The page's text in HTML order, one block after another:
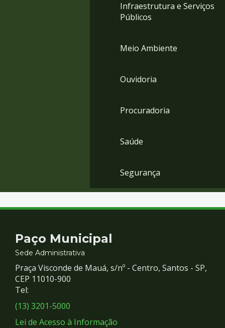
Infraestrutura e Serviços
Públicos
Meio Ambiente
Ouvidoria
Procuradoria
Saúde
Segurança
Contato
e
Redes
Sociais
Paço Municipal
Sede Administrativa
Praça Visconde de Mauá, s/nº - Centro, Santos - SP,
CEP 11010-900
Tel:
(13) 3201-5000
Lei de Acesso à Informação